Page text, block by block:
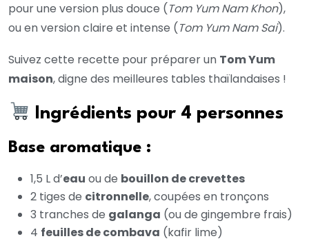
pour une version plus douce (Tom Yum Nam Khon),
ou en version claire et intense (Tom Yum Nam Sai).
Suivez cette recette pour préparer un Tom Yum
maison, digne des meilleures tables thaïlandaises !
Ingrédients pour 4 personnes
Base aromatique :
1,5 L d’eau ou de bouillon de crevettes
2 tiges de citronnelle, coupées en tronçons
3 tranches de galanga (ou de gingembre frais)
4 feuilles de combava (kafir lime)